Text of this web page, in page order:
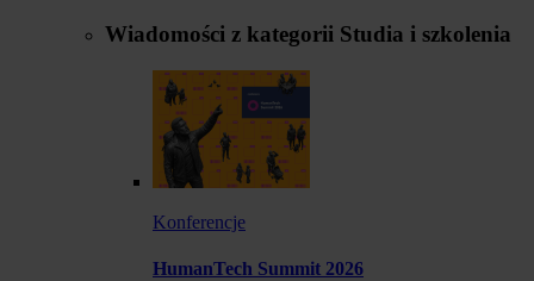
Wiadomości z kategorii Studia i szkolenia
Konferencje
HumanTech Summit 2026